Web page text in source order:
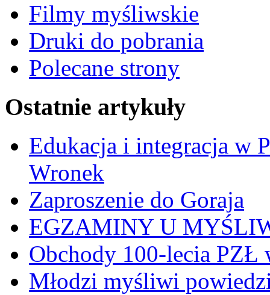
Filmy myśliwskie
Druki do pobrania
Polecane strony
Ostatnie artykuły
Edukacja i integracja w
Wronek
Zaproszenie do Goraja
EGZAMINY U
Obchody 100-lecia PZŁ
Młodzi myśliwi